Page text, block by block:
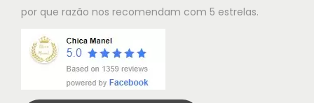
por que razão nos recomendam com 5 estrelas.